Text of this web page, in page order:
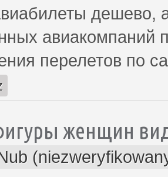
дешево,
перелетов по
женщин